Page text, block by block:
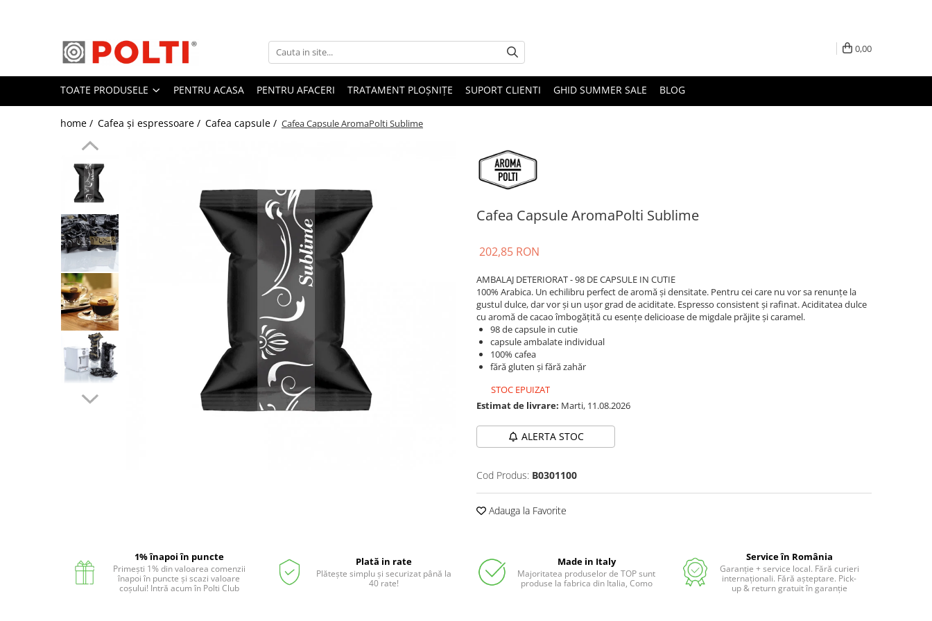
Toate Produsele
Aparate Medicale
Aspiratoare profesionale
Aspiratoare cu abur
Aspiratoare verticale
Aspiratoare fara sac
Aspiratoare cu apa
Aspirator profesional
Aspiratoare robot
Masa | Statie de calcat
Aparate de calcat vertical
Mese de calcat profesionale
Statii de calcat cu boiler
Statii de calcat cu pompa
Fiare de calcat cu abur
Statii de calcat profesionale
Cafea și espressoare
Curatator aburi
0,00
TOATE PRODUSELE PENTRU ACASA PENTRU AFACERI TRATAMENT PLOȘNIȚE SUPORT CLIENTI GHID SUMMER SALE BLOG
home / Cafea și espressoare / Cafea capsule / Cafea Capsule AromaPolti Sublime
Cafea Capsule AromaPolti Sublime
202,85 RON
AMBALAJ DETERIORAT - 98 DE CAPSULE IN CUTIE
100% Arabica. Un echilibru perfect de aromă și densitate. Pentru cei care nu vor sa renunțe la
gustul dulce, dar vor și un ușor grad de aciditate. Espresso consistent și rafinat. Aciditatea dulce
cu aromă de cacao îmbogățită cu esențe delicioase de migdale prăjite și caramel.
98 de capsule in cutie
capsule ambalate individual
100% cafea
fără gluten și fără zahăr
STOC EPUIZAT
Estimat de livrare: Marti, 11.08.2026
ALERTA STOC
Cod Produs: B0301100
Adauga la Favorite
1% înapoi în puncte
Primești 1% din valoarea comenzii
înapoi în puncte și scazi valoare
coșului! Intră acum în Polti Club
Plată in rate
Plătește simplu și securizat până la
40 rate!
Made in Italy
Majoritatea produselor de TOP sunt
produse la fabrica din Italia, Como
Service în România
Garanție + service local. Fără curieri
internaționali. Fără așteptare. Pick-
up & return gratuit în garanție